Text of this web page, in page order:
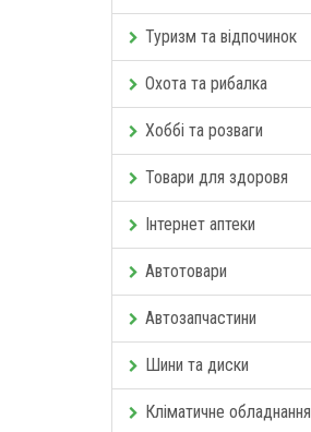
Туризм та відпочинок
Охота та рибалка
Хоббі та розваги
Товари для здоровя
Інтернет аптеки
Автотовари
Автозапчастини
Шини та диски
Кліматичне обладнання